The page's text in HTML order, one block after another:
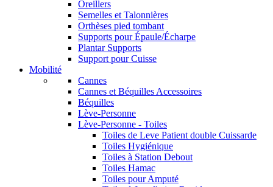
Oreillers
Semelles et Talonnières
Orthèses pied tombant
Supports pour Épaule/Écharpe
Plantar Supports
Support pour Cuisse
Mobilité
Cannes
Cannes et Béquilles Accessoires
Béquilles
Lève-Personne
Lève-Personne - Toiles
Toiles de Leve Patient double Cuissarde
Toiles Hygiénique
Toiles à Station Debout
Toiles Hamac
Toiles pour Amputé